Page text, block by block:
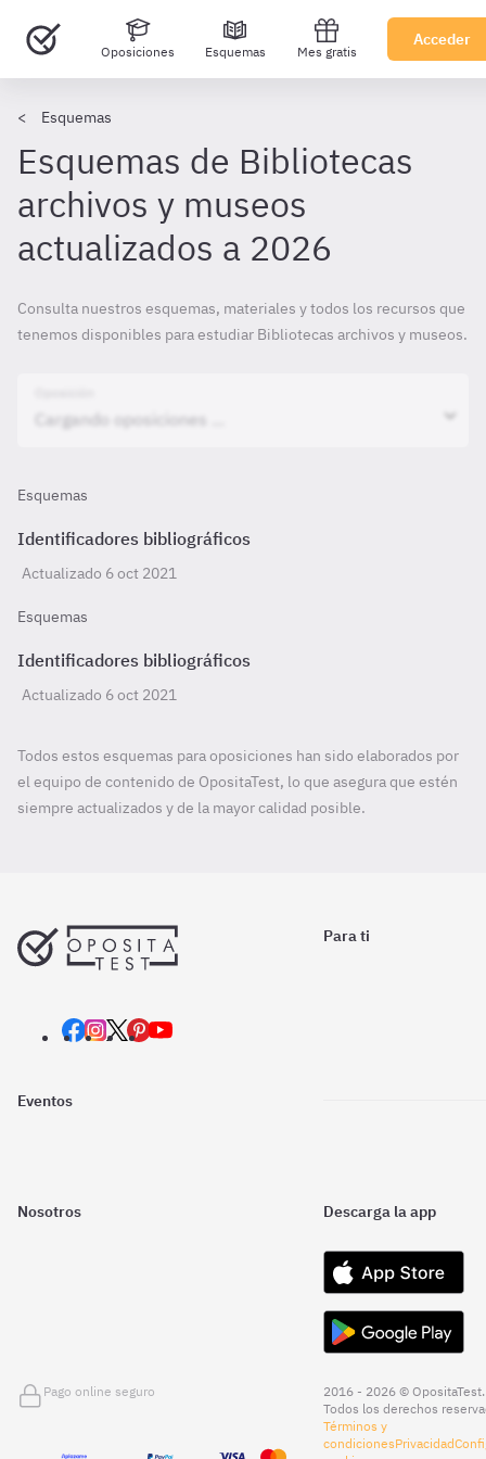
Oposiciones Esquemas Mes gratis
Acceder
Esquemas
Esquemas de Bibliotecas
archivos y museos
actualizados a 2026
Consulta nuestros esquemas, materiales y todos los recursos que
tenemos disponibles para estudiar Bibliotecas archivos y museos.
Esquemas
Identificadores bibliográficos
Actualizado 6 oct 2021
Esquemas
Identificadores bibliográficos
Actualizado 6 oct 2021
Todos estos esquemas para oposiciones han sido elaborados por
el equipo de contenido de OpositaTest, lo que asegura que estén
siempre actualizados y de la mayor calidad posible.
Para ti
Eventos
Nosotros Descarga la app
Pago online seguro
2016 - 2026 © OpositaTest.
Todos los derechos
Términos y
condicionesPrivacidad